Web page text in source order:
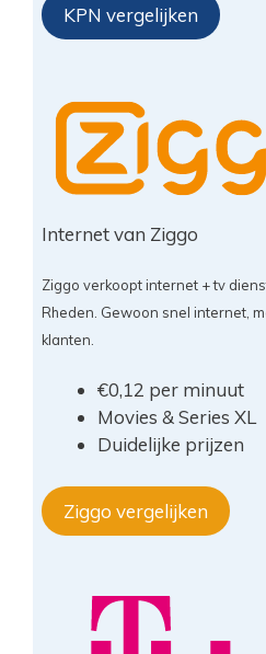
KPN vergelijken
Internet van Ziggo
Ziggo verkoopt internet + tv
Rheden. Gewoon snel internet,
klanten.
€0,12 per minuut
Movies & Series XL
Duidelijke prijzen
Ziggo vergelijken